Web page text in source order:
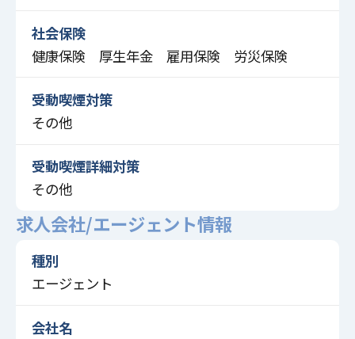
社会保険
健康保険 厚生年金 雇用保険 労災保険
受動喫煙対策
その他
受動喫煙詳細対策
その他
求人会社/エージェント情報
種別
エージェント
会社名